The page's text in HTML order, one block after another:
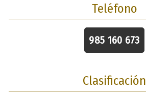
Teléfono
985 160 673
Clasificación